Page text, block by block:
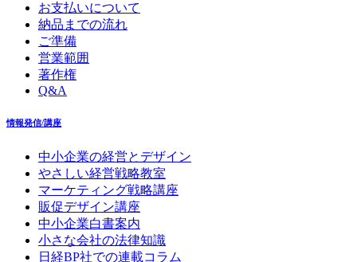
お支払いについて
納品までの流れ
ご準備
営業範囲
著作権
Q&A
情報発信/講座
中小企業の経営とデザイン
やさしい経営戦略教室
マーケティング戦略講座
販促デザイン講座
中小企業白書案内
小さな会社の法律知識
日経BP社での連載コラム